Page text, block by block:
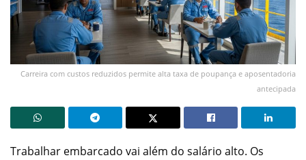
Carreira com custos reduzidos permite alta taxa de poupança e aposentadoria
antecipada
Trabalhar embarcado vai além do salário alto. Os